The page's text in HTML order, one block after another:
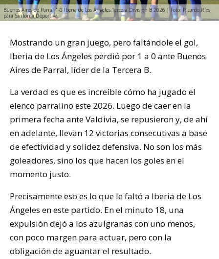
Buenos Aires de Parral 1-0 Iberia de Los Ángeles Tercera División B 2026 | Foto: Ricardo Ríos
para Sintonía Deportiva
Mostrando un gran juego, pero faltándole el gol,
Iberia de Los Ángeles perdió por 1 a 0 ante Buenos
Aires de Parral, líder de la Tercera B.
La verdad es que es increíble cómo ha jugado el
elenco parralino este 2026. Luego de caer en la
primera fecha ante Valdivia, se repusieron y, de ahí
en adelante, llevan 12 victorias consecutivas a base
de efectividad y solidez defensiva. No son los más
goleadores, sino los que hacen los goles en el
momento justo.
Precisamente eso es lo que le faltó a Iberia de Los
Ángeles en este partido. En el minuto 18, una
expulsión dejó a los azulgranas con uno menos,
con poco margen para actuar, pero con la
obligación de aguantar el resultado.